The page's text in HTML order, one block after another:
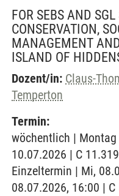
FOR SEBS AND
CONSERVATION,
MANAGEMENT
ISLAND OF
Dozent/in: Claus-
Temperton
Termin:
wöchentlich |
10.07.2026 | C
Einzeltermin | Mi,
08.07.2026, 16:00 |